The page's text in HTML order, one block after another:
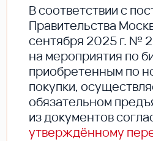
В соответствии с
Правительства
сентября 2025 г. №
на мероприятия по
приобретенным по
покупки,
обязательном
из документов
утверждённому